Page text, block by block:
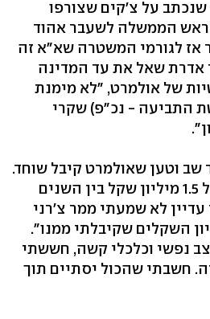
על צ'קים שצורפו
הממשלה לשעבר אהוד
אז לגורמי המשטרה שא"א זה
אדרת שאל את עד המדינה
של אולמרט, "לא מימנת
התביעה - נכ"פ) שקרי
וטען שאולמרט קיבל שוחד.
"אולמרט קיבל שוחד של 1.5 מיליון שקל בין השנים
"אני עדיין לא שמעתי ממר צ'רני
השקלים שקיבלתי ממנו".
נפשי וכלכלי קשה, חששתי
חשבתי שהכול יסתיים תוך